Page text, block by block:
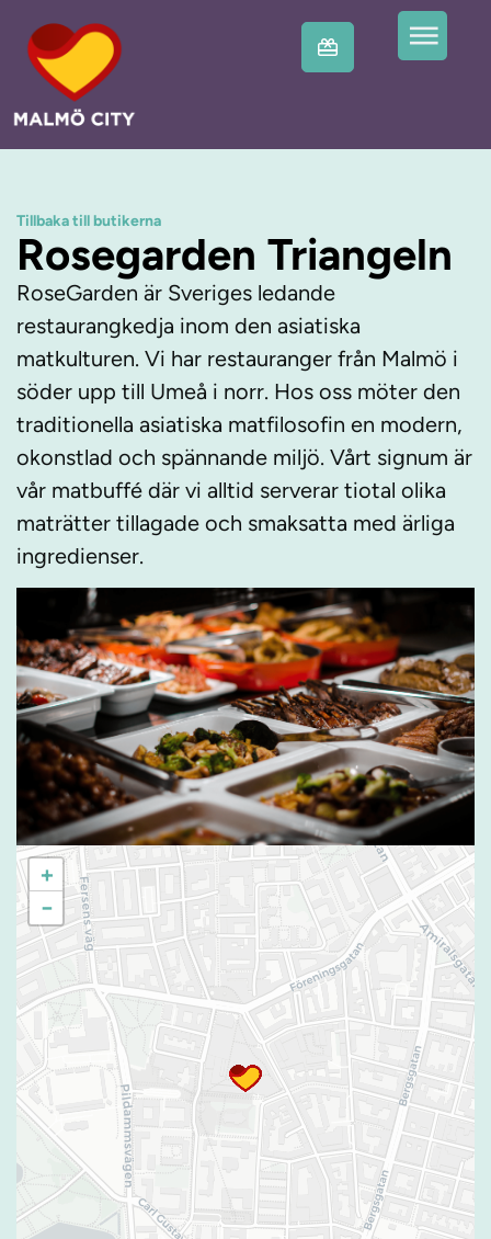
Tillbaka till butikerna
Rosegarden Triangeln
RoseGarden är Sveriges ledande
restaurangkedja inom den asiatiska
matkulturen. Vi har restauranger från Malmö i
söder upp till Umeå i norr. Hos oss möter den
traditionella asiatiska matfilosofin en modern,
okonstlad och spännande miljö. Vårt signum är
vår matbuffé där vi alltid serverar tiotal olika
maträtter tillagade och smaksatta med ärliga
ingredienser.
+
−